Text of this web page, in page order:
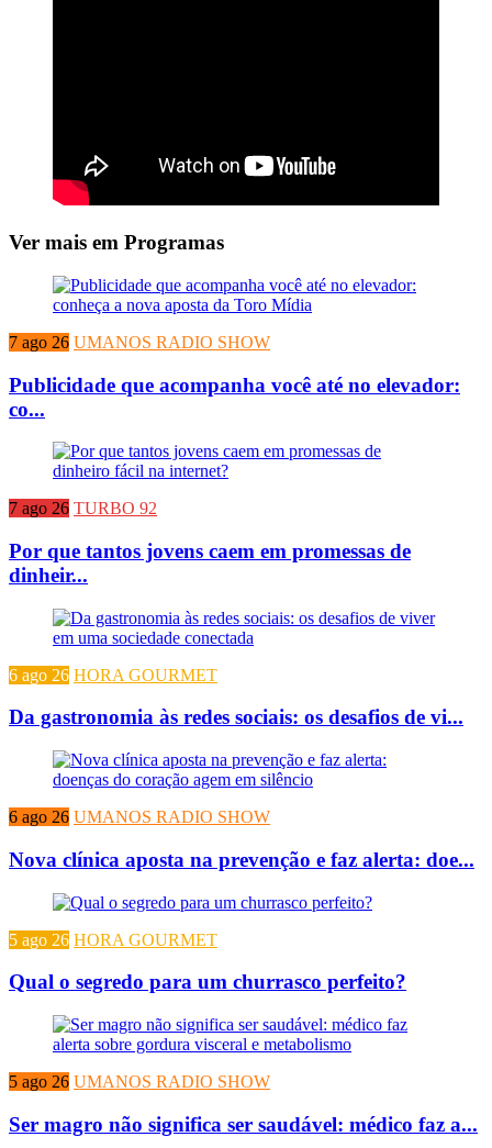
Ver mais em Programas
7 ago 26 UMANOS RADIO SHOW
Publicidade que acompanha você até no elevador:
co...
7 ago 26 TURBO 92
Por que tantos jovens caem em promessas de
dinheir...
6 ago 26 HORA GOURMET
Da gastronomia às redes sociais: os desafios de vi...
6 ago 26 UMANOS RADIO SHOW
Nova clínica aposta na prevenção e faz alerta: doe...
5 ago 26 HORA GOURMET
Qual o segredo para um churrasco perfeito?
5 ago 26 UMANOS RADIO SHOW
Ser magro não significa ser saudável: médico faz a...